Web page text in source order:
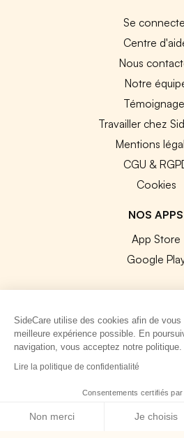
Se
Centre
Nous
Notre
Travailler chez
Mentions
CGU &
Cookies
NOS APPS
App Store
Google
© 2026 SideCare. Tous
SideCare utilise des cookies afin de vous
meilleure expérience possible. En
navigation, vous acceptez notre politique.
Lire la politique de confidentialité
Consentements certifiés par
Non merci Je choisis